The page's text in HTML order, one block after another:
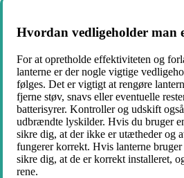
Hvordan vedligeholder man
For at opretholde effektiviteten og
lanterne er der nogle vigtige
følges. Det er vigtigt at rengøre
fjerne støv, snavs eller eventuelle
batterisyrer. Kontroller og udskift
udbrændte lyskilder. Hvis du bruger
sikre dig, at der ikke er utætheder og
fungerer korrekt. Hvis lanterne bruger
sikre dig, at de er korrekt installeret,
rene.